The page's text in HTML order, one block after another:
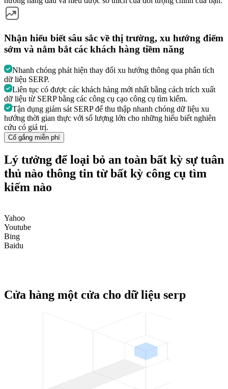
Nhận hiểu biết sâu sắc về thị trường, xu hướng điểm
sớm và nắm bắt các khách hàng tiềm năng
Nhanh chóng phát hiện thay đổi xu hướng thông qua phân tích
dữ liệu SERP.
Liên tục có được các khách hàng mới nhất bằng cách trích xuất
dữ liệu từ SERP bằng các công cụ cạo công cụ tìm kiếm.
Tận dụng giám sát SERP để thu thập nhanh chóng dữ liệu xu
hướng thời gian thực với số lượng lớn cho những hiểu biết nghiên
cứu có giá trị.
Cố gắng miễn phí
Lý tưởng để loại bỏ an toàn bất kỳ sự tuân
thủ nào thông tin từ bất kỳ công cụ tìm
kiếm nào
Yahoo
Youtube
Bing
Baidu
Cửa hàng một cửa cho dữ liệu serp